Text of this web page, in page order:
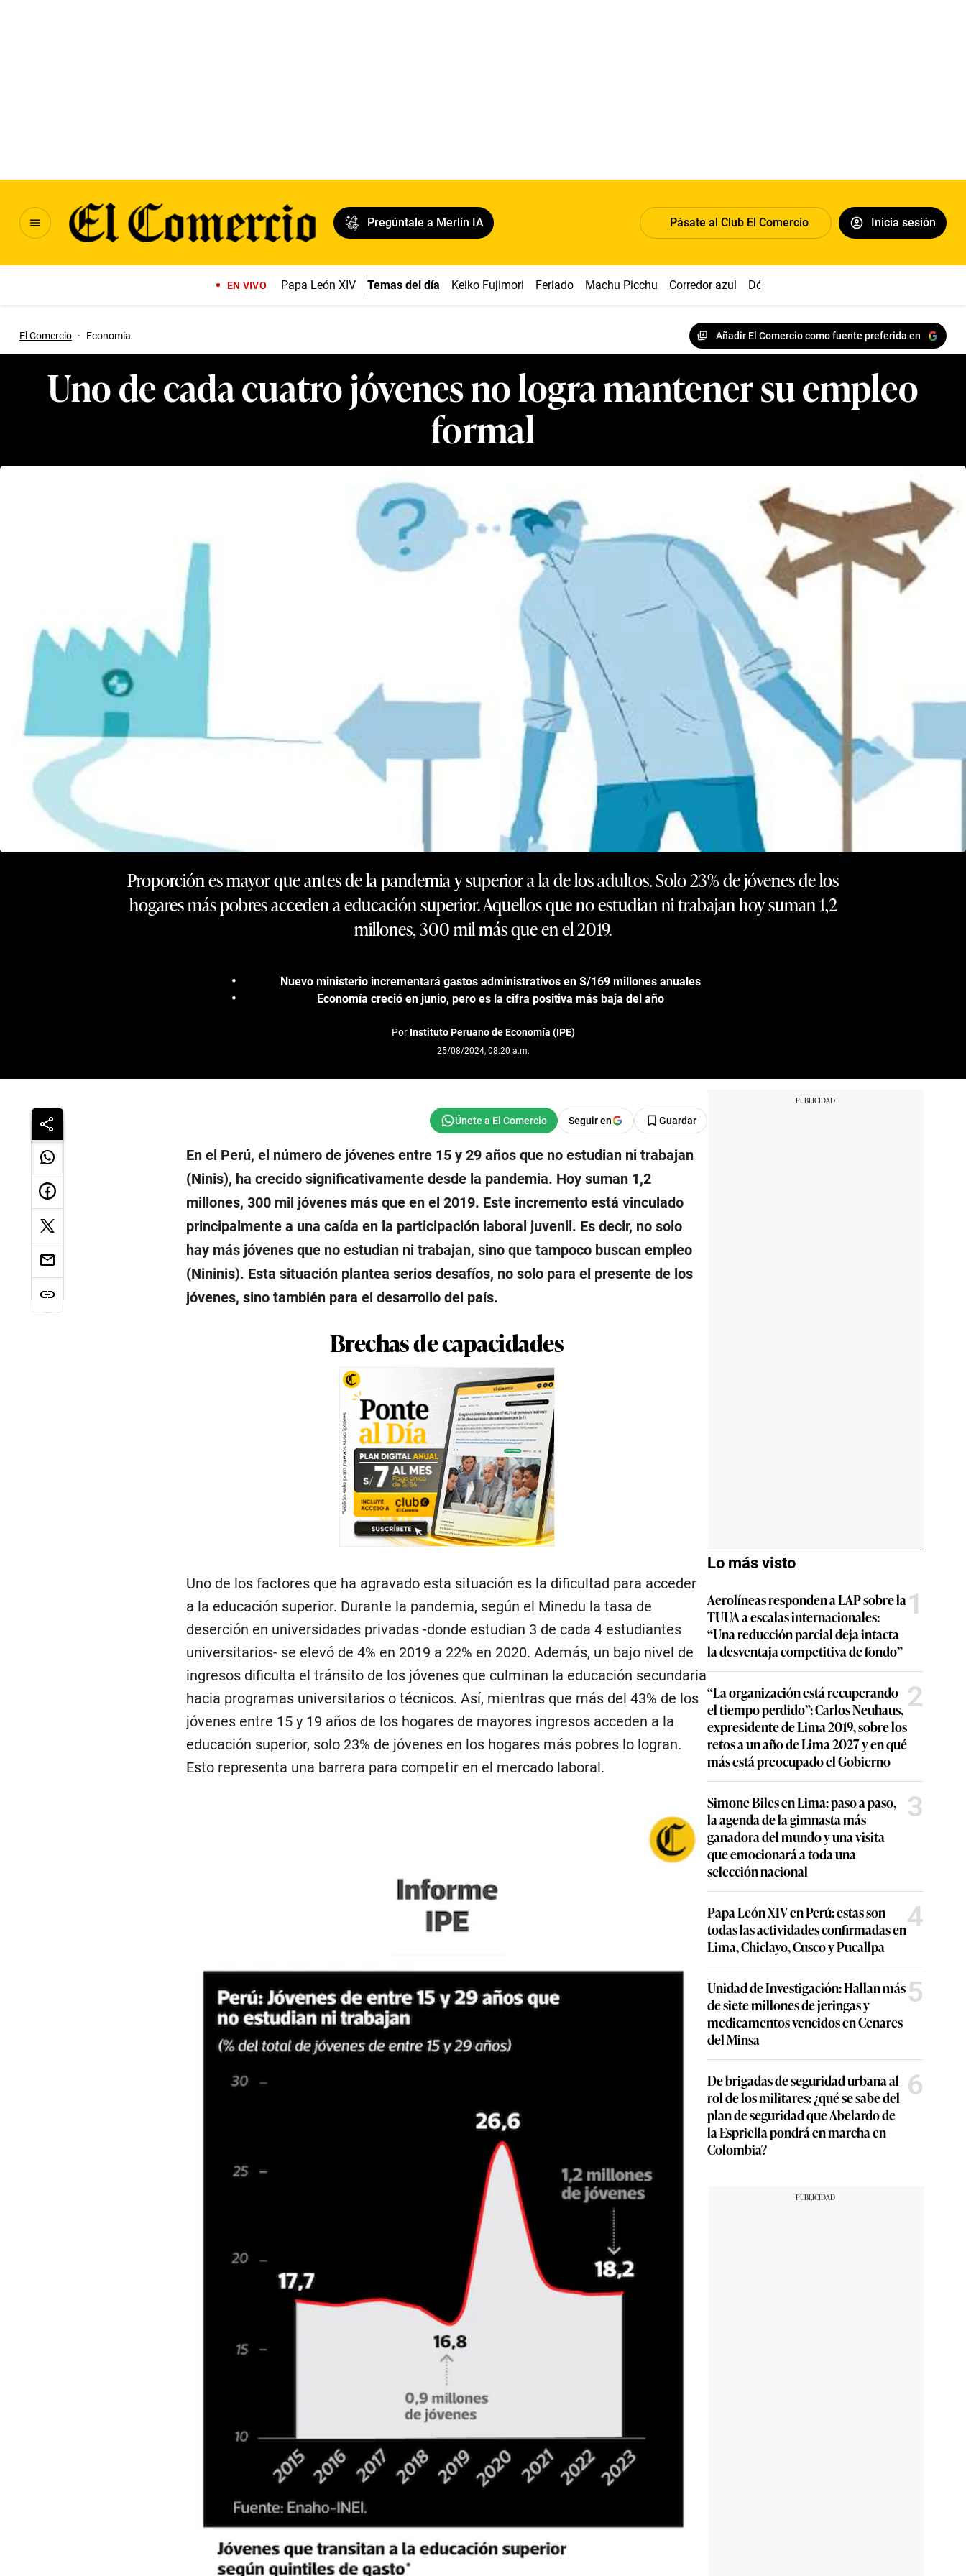
Pregúntale a Merlín IA Pásate al Club El Comercio Inicia sesión
EN VIVO Papa León XIV Temas del día Keiko Fujimori Feriado Machu Picchu Corredor azul Dólar
El Comercio · Economia Añadir El Comercio como fuente preferida en
Uno de cada cuatro jóvenes no logra mantener su empleo
formal
Proporción es mayor que antes de la pandemia y superior a la de los adultos. Solo 23% de jóvenes de los
hogares más pobres acceden a educación superior. Aquellos que no estudian ni trabajan hoy suman 1,2
millones, 300 mil más que en el 2019.
Nuevo ministerio incrementará gastos administrativos en S/169 millones anuales
Economía creció en junio, pero es la cifra positiva más baja del año
Por Instituto Peruano de Economía (IPE)
25/08/2024, 08:20 a.m.
Seguir en Guardar
En el Perú, el número de jóvenes entre 15 y 29 años que no estudian ni trabajan
(Ninis), ha crecido significativamente desde la pandemia. Hoy suman 1,2
millones, 300 mil jóvenes más que en el 2019. Este incremento está vinculado
principalmente a una caída en la participación laboral juvenil. Es decir, no solo
hay más jóvenes que no estudian ni trabajan, sino que tampoco buscan empleo
(Nininis). Esta situación plantea serios desafíos, no solo para el presente de los
jóvenes, sino también para el desarrollo del país.
Brechas de capacidades
Uno de los factores que ha agravado esta situación es la dificultad para acceder
a la educación superior. Durante la pandemia, según el Minedu la tasa de
deserción en universidades privadas -donde estudian 3 de cada 4 estudiantes
universitarios- se elevó de 4% en 2019 a 22% en 2020. Además, un bajo nivel de
ingresos dificulta el tránsito de los jóvenes que culminan la educación secundaria
hacia programas universitarios o técnicos. Así, mientras que más del 43% de los
jóvenes entre 15 y 19 años de los hogares de mayores ingresos acceden a la
educación superior, solo 23% de jóvenes en los hogares más pobres lo logran.
Esto representa una barrera para competir en el mercado laboral.
Lo más visto
Aerolíneas responden a LAP sobre la
TUUA a escalas internacionales:
“Una reducción parcial deja intacta
la desventaja competitiva de fondo”
1
“La organización está recuperando
el tiempo perdido”: Carlos Neuhaus,
expresidente de Lima 2019, sobre los
retos a un año de Lima 2027 y en qué
más está preocupado el Gobierno
2
Simone Biles en Lima: paso a paso,
la agenda de la gimnasta más
ganadora del mundo y una visita
que emocionará a toda una
selección nacional
3
Papa León XIV en Perú: estas son
todas las actividades confirmadas en
Lima, Chiclayo, Cusco y Pucallpa
4
Unidad de Investigación: Hallan más
de siete millones de jeringas y
medicamentos vencidos en Cenares
del Minsa
5
De brigadas de seguridad urbana al
rol de los militares: ¿qué se sabe del
plan de seguridad que Abelardo de
la Espriella pondrá en marcha en
Colombia?
6